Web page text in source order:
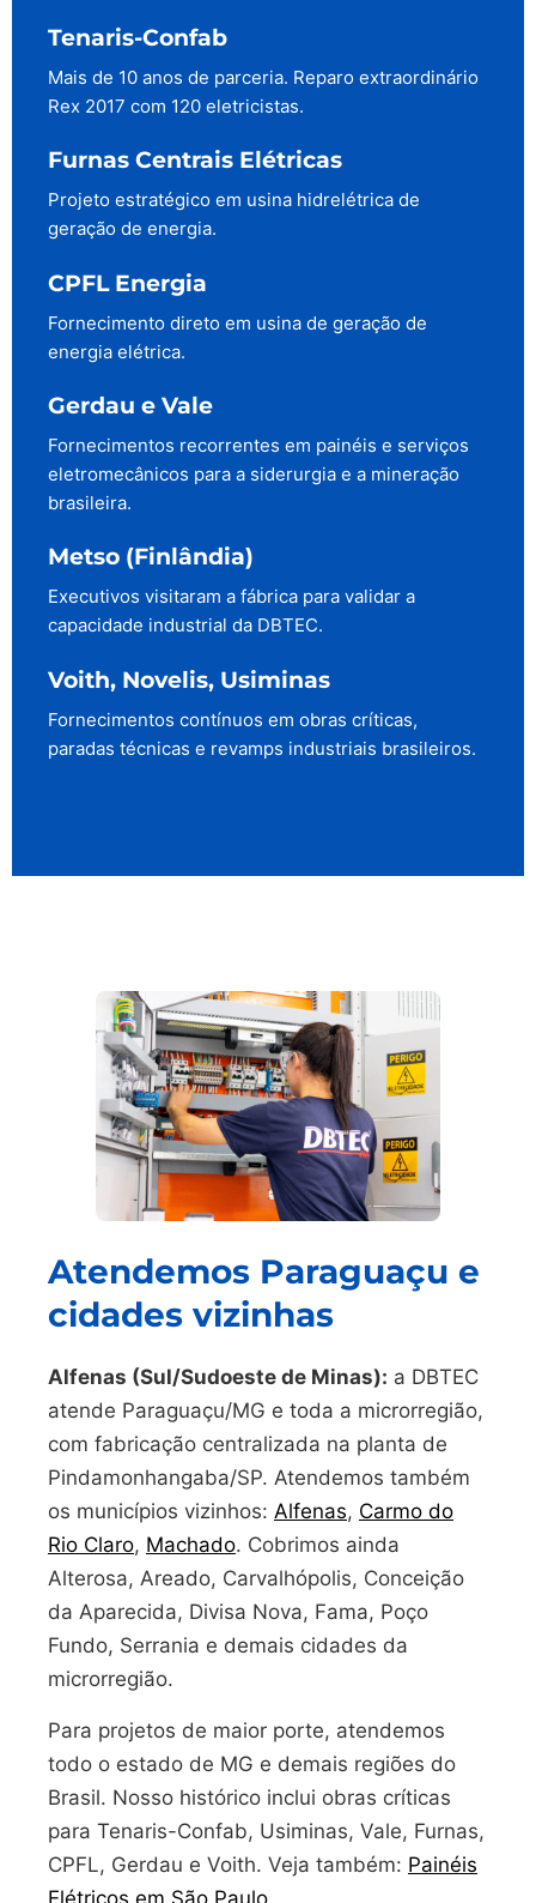
Tenaris-Confab
Mais de 10 anos de parceria. Reparo extraordinário
Rex 2017 com 120 eletricistas.
Furnas Centrais Elétricas
Projeto estratégico em usina hidrelétrica de
geração de energia.
CPFL Energia
Fornecimento direto em usina de geração de
energia elétrica.
Gerdau e Vale
Fornecimentos recorrentes em painéis e serviços
eletromecânicos para a siderurgia e a mineração
brasileira.
Metso (Finlândia)
Executivos visitaram a fábrica para validar a
capacidade industrial da DBTEC.
Voith, Novelis, Usiminas
Fornecimentos contínuos em obras críticas,
paradas técnicas e revamps industriais brasileiros.
Atendemos Paraguaçu e
cidades vizinhas
Alfenas (Sul/Sudoeste de Minas): a DBTEC
atende Paraguaçu/MG e toda a microrregião,
com fabricação centralizada na planta de
Pindamonhangaba/SP. Atendemos também
os municípios vizinhos: Alfenas, Carmo do
Rio Claro, Machado. Cobrimos ainda
Alterosa, Areado, Carvalhópolis, Conceição
da Aparecida, Divisa Nova, Fama, Poço
Fundo, Serrania e demais cidades da
microrregião.
Para projetos de maior porte, atendemos
todo o estado de MG e demais regiões do
Brasil. Nosso histórico inclui obras críticas
para Tenaris-Confab, Usiminas, Vale, Furnas,
CPFL, Gerdau e Voith. Veja também: Painéis
Elétricos em São Paulo